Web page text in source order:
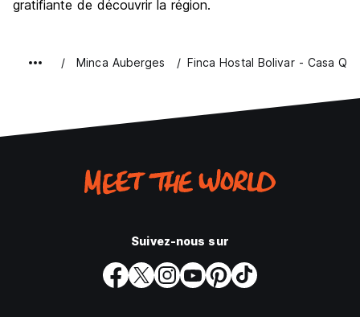
gratifiante de découvrir la région.
Minca Auberges Finca Hostal Bolivar - Casa
Suivez-nous sur